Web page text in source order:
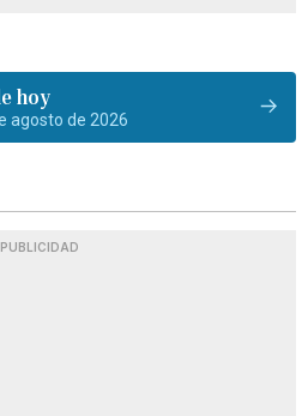
hoy
agosto de 2026
PUBLICIDAD